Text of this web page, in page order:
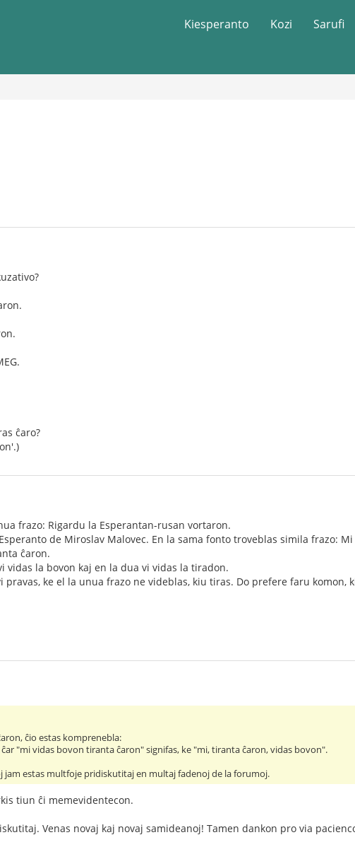
Kiesperanto Kozi Sarufi
ĉaro?
frazo: Rigardu la Esperantan-rusan vortaron.
de Miroslav Malovec. En la sama fonto troveblas simila frazo:
ĉaron.
vidas la bovon kaj en la dua vi vidas la tiradon.
pravas, ke el la unua frazo ne videblas, kiu tiras. Do prefere faru komon,
ĉio estas komprenebla:
"mi vidas bovon tiranta ĉaron" signifas, ke "mi, tiranta ĉaron, vidas bovon".
jam estas multfoje pridiskutitaj en multaj fadenoj de la forumoj.
tiun ĉi memevidentecon.
Venas novaj kaj novaj samideanoj! Tamen dankon pro via